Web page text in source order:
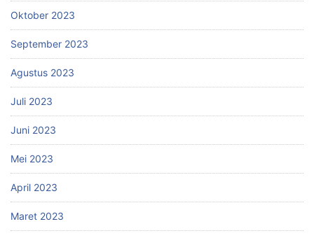
Oktober 2023
September 2023
Agustus 2023
Juli 2023
Juni 2023
Mei 2023
April 2023
Maret 2023